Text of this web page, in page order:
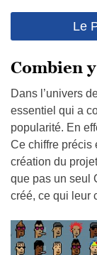
Le
Combien
Dans l’univers
essentiel qui a
popularité. En
Ce chiffre précis
création du
que pas un seul
créé, ce qui leur